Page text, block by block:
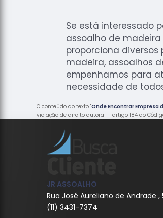
Se está interessado
assoalho de madeira
proporciona diversos
madeira, assoalhos
empenhamos para
necessidade de
O conteúdo do texto "Onde Encontrar Empresa
violação de direito autoral – artigo 184 do
JR ASSOALHO
Rua José Aureliano de Andrade
(11) 3431-7374